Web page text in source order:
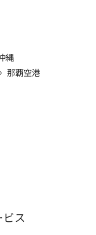
縄
那覇空港
ス